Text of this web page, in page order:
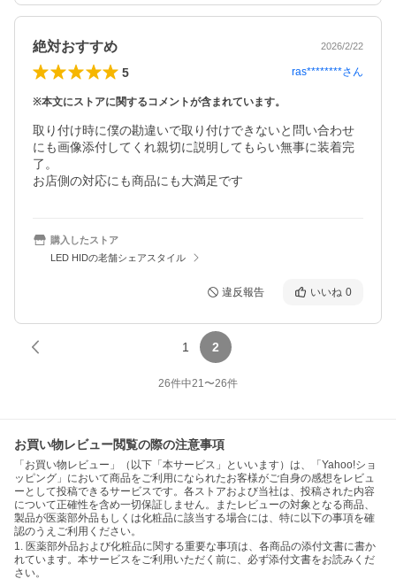
絶対おすすめ 2026/2/22
5 ras********さん
※本文にストアに関するコメントが含まれています。
取り付け時に僕の勘違いで取り付けできないと問い合わせ
にも画像添付してくれ親切に説明してもらい無事に装着完
了。
お店側の対応にも商品にも大満足です
購入したストア
LED HIDの老舗シェアスタイル
違反報告 いいね 0
1 2
26件中21〜26件
お買い物レビュー閲覧の際の注意事項
「お買い物レビュー」（以下「本サービス」といいます）は、「Yahoo!ショ
ッピング」において商品をご利用になられたお客様がご自身の感想をレビュ
ーとして投稿できるサービスです。各ストアおよび当社は、投稿された内容
について正確性を含め一切保証しません。またレビューの対象となる商品、
製品が医薬部外品もしくは化粧品に該当する場合には、特に以下の事項を確
認のうえご利用ください。
1. 医薬部外品および化粧品に関する重要な事項は、各商品の添付文書に書か
れています。本サービスをご利用いただく前に、必ず添付文書をお読みくだ
さい。